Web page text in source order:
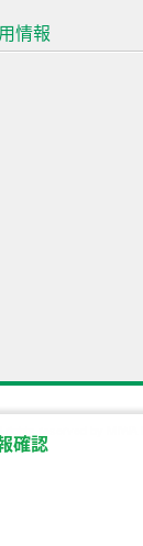
確認
情報